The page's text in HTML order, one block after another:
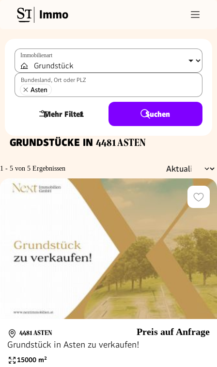
Immo
Immobilienart
Bundesland, Ort oder PLZ
Asten
Mehr Filter
1 Suchen
GRUNDSTÜCKE IN 4481 ASTEN
1 - 5 von 5 Ergebnissen
4481 ASTEN Preis auf Anfrage
Grundstück in Asten zu verkaufen!
15000 m²